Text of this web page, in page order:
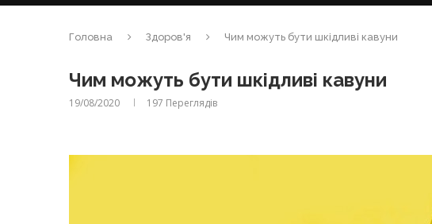
Головна Здоров'я Чим можуть бути шкідливі кавуни
Чим можуть бути шкідливі кавуни
19/08/2020 197 Переглядів